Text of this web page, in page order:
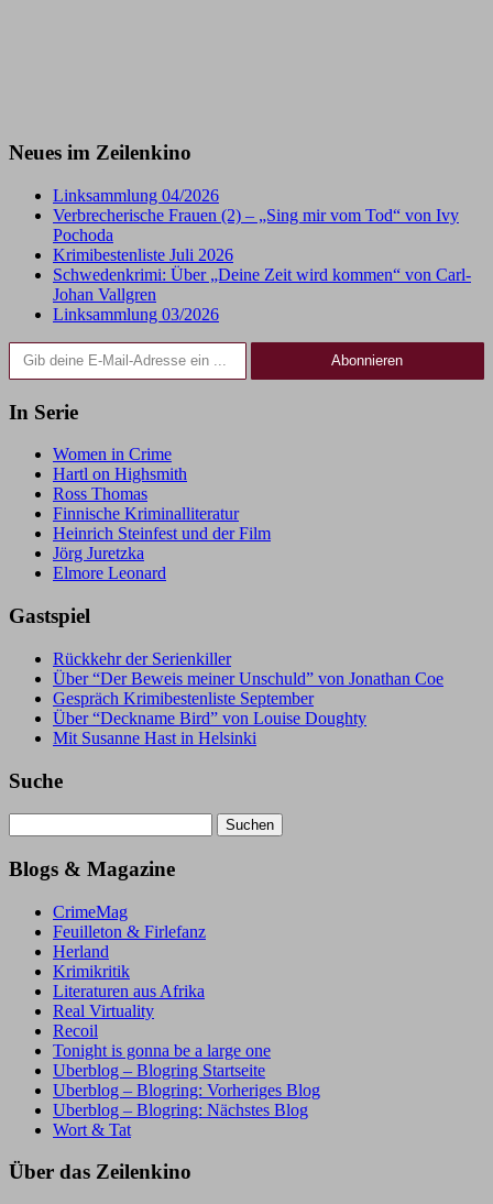
Neues im Zeilenkino
Linksammlung 04/2026
Verbrecherische Frauen (2) – „Sing mir vom Tod“ von Ivy
Pochoda
Krimibestenliste Juli 2026
Schwedenkrimi: Über „Deine Zeit wird kommen“ von Carl-
Johan Vallgren
Linksammlung 03/2026
Gib deine E-Mail-Adresse ein ...
Abonnieren
In Serie
Women in Crime
Hartl on Highsmith
Ross Thomas
Finnische Kriminalliteratur
Heinrich Steinfest und der Film
Jörg Juretzka
Elmore Leonard
Gastspiel
Rückkehr der Serienkiller
Über “Der Beweis meiner Unschuld” von Jonathan Coe
Gespräch Krimibestenliste September
Über “Deckname Bird” von Louise Doughty
Mit Susanne Hast in Helsinki
Suche
nach:
Blogs & Magazine
CrimeMag
Feuilleton & Firlefanz
Herland
Krimikritik
Literaturen aus Afrika
Real Virtuality
Recoil
Tonight is gonna be a large one
Uberblog – Blogring Startseite
Uberblog – Blogring: Vorheriges Blog
Uberblog – Blogring: Nächstes Blog
Wort & Tat
Über das Zeilenkino